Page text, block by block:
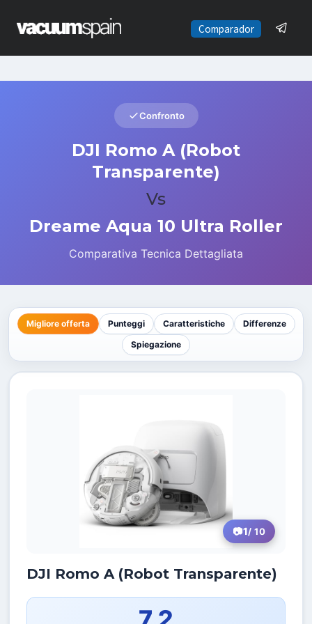
contenido
Comparador
Confronto
DJI Romo A (Robot
Transparente)
Vs
Dreame Aqua 10 Ultra Roller
Comparativa Tecnica Dettagliata
Migliore offerta Punteggi Caratteristiche
Differenze
Spiegazione
1/ 10
DJI Romo A (Robot Transparente)